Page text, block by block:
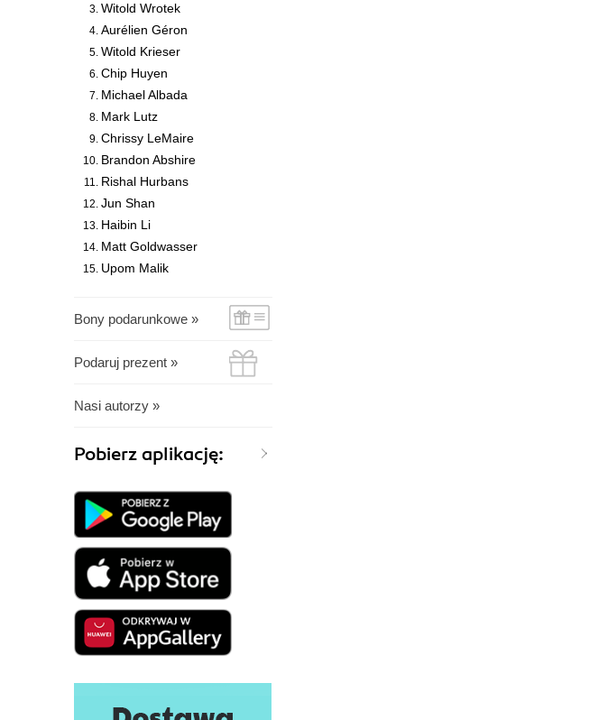
Witold Wrotek
Aurélien Géron
Witold Krieser
Chip Huyen
Michael Albada
Mark Lutz
Chrissy LeMaire
Brandon Abshire
Rishal Hurbans
Jun Shan
Haibin Li
Matt Goldwasser
Upom Malik
Bony podarunkowe »
Podaruj prezent »
Nasi autorzy »
Pobierz aplikację: